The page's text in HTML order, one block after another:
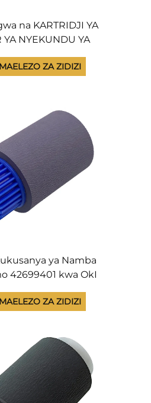
na KARTRIDJI YA
YA NYEKUNDU YA
MFP M437 M437n
439 Toner
ZA ZIDIZI
ya Namba
42699401 kwa OkI
C710 C711 C831 C911
ZA ZIDIZI